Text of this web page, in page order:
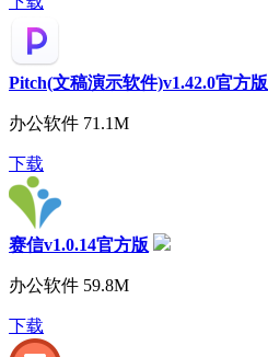
Pitch(文稿演示软件)v1.42.0官方版
办公软件 71.1M
下载
赛信v1.0.14官方版
办公软件 59.8M
下载